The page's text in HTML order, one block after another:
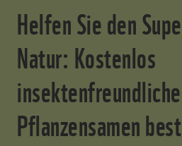
Helfen Sie den
Natur: Kostenlos
insektenfreundliche
Pflanzensamen